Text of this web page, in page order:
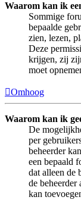
Waarom kan ik
Sommige
bepaalde
zien, lezen,
Deze
krijgen, zij
moet
Omhoog
Waarom kan ik
De
per
beheerder
een bepaald
dat alleen de
de beheerder
kan